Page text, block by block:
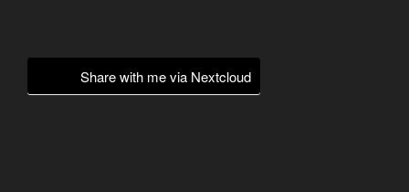
Share with me via Nextcloud